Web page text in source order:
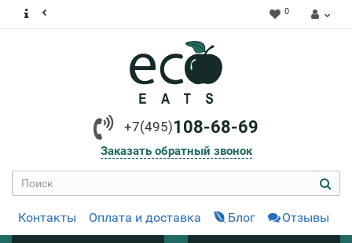
0
+7(495)108-68-69
Заказать обратный звонок
Контакты Оплата и доставка Блог Отзывы